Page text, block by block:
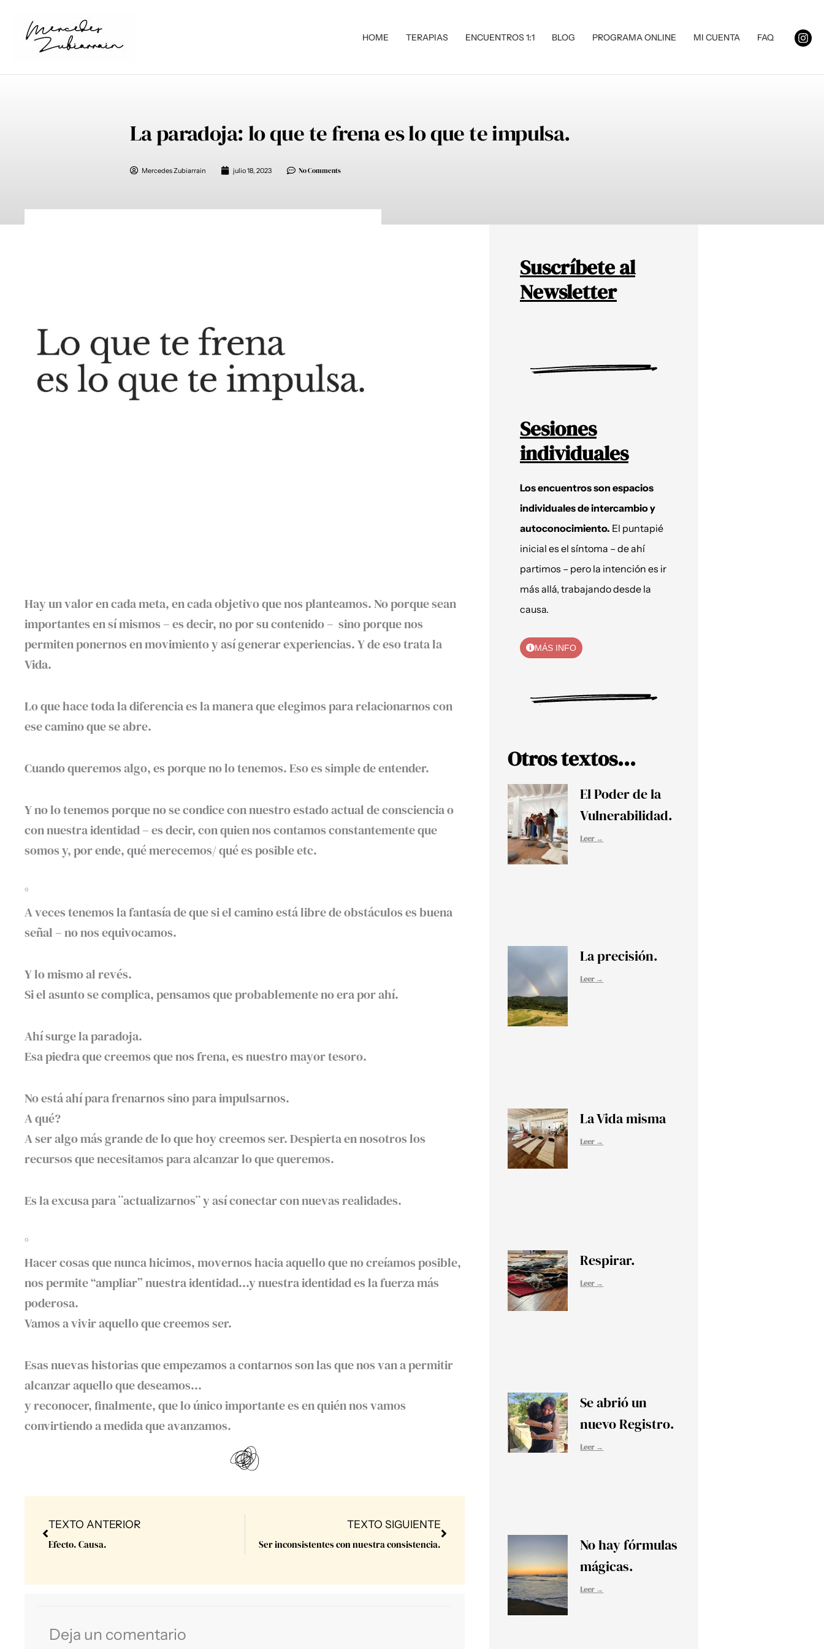
contenido
HOME TERAPIAS ENCUENTROS 1:1 BLOG PROGRAMA ONLINE MI CUENTA FAQ
La paradoja: lo que te frena es lo que te impulsa.
Mercedes Zubiarrain julio 18, 2023 No Comments
Hay un valor en cada meta, en cada objetivo que nos planteamos. No porque sean
importantes en sí mismos – es decir, no por su contenido – sino porque nos
permiten ponernos en movimiento y así generar experiencias. Y de eso trata la
Vida.
Lo que hace toda la diferencia es la manera que elegimos para relacionarnos con
ese camino que se abre.
Cuando queremos algo, es porque no lo tenemos. Eso es simple de entender.
Y no lo tenemos porque no se condice con nuestro estado actual de consciencia o
con nuestra identidad – es decir, con quien nos contamos constantemente que
somos y, por ende, qué merecemos/ qué es posible etc.
°
A veces tenemos la fantasía de que si el camino está libre de obstáculos es buena
señal – no nos equivocamos.
Y lo mismo al revés.
Si el asunto se complica, pensamos que probablemente no era por ahí.
Ahí surge la paradoja.
Esa piedra que creemos que nos frena, es nuestro mayor tesoro.
No está ahí para frenarnos sino para impulsarnos.
A qué?
A ser algo más grande de lo que hoy creemos ser. Despierta en nosotros los
recursos que necesitamos para alcanzar lo que queremos.
Es la excusa para ¨actualizarnos¨ y así conectar con nuevas realidades.
°
Hacer cosas que nunca hicimos, movernos hacia aquello que no creíamos posible,
nos permite “ampliar” nuestra identidad…y nuestra identidad es la fuerza más
poderosa.
Vamos a vivir aquello que creemos ser.
Esas nuevas historias que empezamos a contarnos son las que nos van a permitir
alcanzar aquello que deseamos…
y reconocer, finalmente, que lo único importante es en quién nos vamos
convirtiendo a medida que avanzamos.
Prev
TEXTO ANTERIOR
Efecto. Causa.
TEXTO SIGUIENTE
Ser inconsistentes con nuestra consistencia.
Deja un comentario
Suscríbete al
Newsletter
Sesiones
individuales
Los encuentros son espacios
individuales de intercambio y
autoconocimiento. El puntapié
inicial es el síntoma – de ahí
partimos – pero la intención es ir
más allá, trabajando desde la
causa.
MÁS INFO
Otros textos...
El Poder de la
Vulnerabilidad.
Leer →
La precisión.
Leer →
La Vida misma
Leer →
Respirar.
Leer →
Se abrió un
nuevo Registro.
Leer →
No hay fórmulas
mágicas.
Leer →